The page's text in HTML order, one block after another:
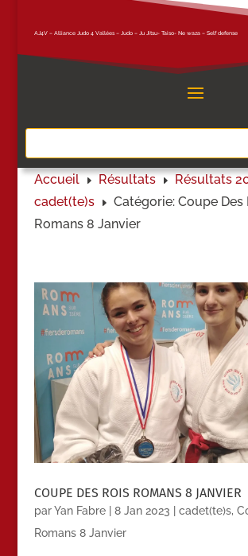
AJ4V – Alliance Judo 4 Vallées – Judo – Ju Jitsu- Taiso- Ne waza – Self defense
Accueil E Résultats E Résultats
cadet(te)s E Catégorie: Coupe Des
Romans 8 Janvier
COUPE DES ROIS ROMANS 8 JANVIER
parYan Fabre| 8 Jan 2023 cadet(te)s,
Romans 8 Janvier